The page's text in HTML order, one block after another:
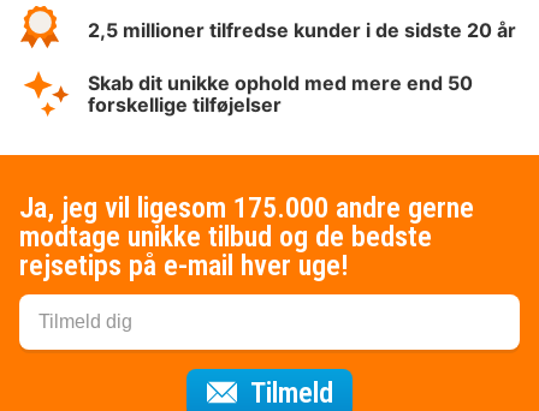
Der er mulighed for kontaktløs indtjekning og
kontaktløs udtjekning.
2,5 millioner tilfredse kunder i de sidste 20 år
Skab dit unikke ophold med mere end 50
forskellige tilføjelser
Ja, jeg vil ligesom 175.000 andre gerne
modtage unikke tilbud og de bedste
rejsetips på e-mail hver uge!
Tilmeld